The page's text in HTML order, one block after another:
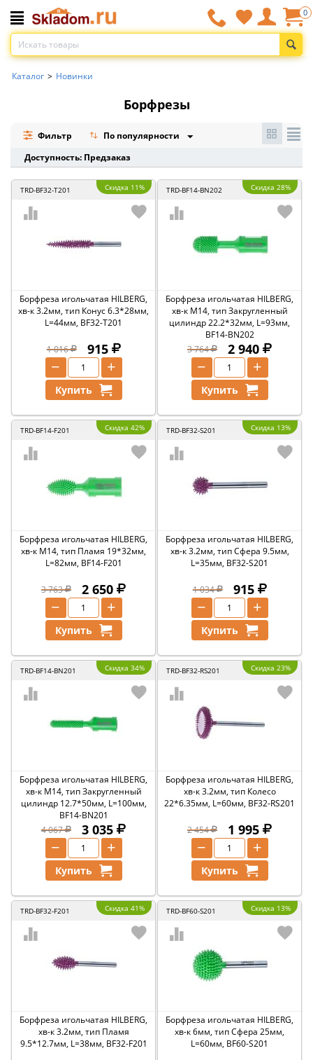
0
Каталог > Новинки
Борфрезы
Фильтр
По популярности
Доступность: Предзаказ
TRD-BF32-T201 Скидка 11%
Борфреза игольчатая HILBERG,
хв-к 3.2мм, тип Конус 6.3*28мм,
L=44мм, BF32-T201
1 016 915
+
−
Купить
TRD-BF14-BN202 Скидка 28%
Борфреза игольчатая HILBERG,
хв-к M14, тип Закругленный
цилиндр 22.2*32мм, L=93мм,
BF14-BN202
3 764
2 940
+
−
Купить
TRD-BF14-F201 Скидка 42%
Борфреза игольчатая HILBERG,
хв-к M14, тип Пламя 19*32мм,
L=82мм, BF14-F201
3 763 2 650
+
−
Купить
TRD-BF32-S201 Скидка 13%
Борфреза игольчатая HILBERG,
хв-к 3.2мм, тип Сфера 9.5мм,
L=35мм, BF32-S201
1 034 915
+
−
Купить
TRD-BF14-BN201 Скидка 34%
Борфреза игольчатая HILBERG,
хв-к M14, тип Закругленный
цилиндр 12.7*50мм, L=100мм,
BF14-BN201
4 067
3 035
+
−
Купить
TRD-BF32-RS201 Скидка 23%
Борфреза игольчатая HILBERG,
хв-к 3.2мм, тип Колесо
22*6.35мм, L=60мм, BF32-RS201
2 454 1 995
+
−
Купить
TRD-BF32-F201 Скидка 41%
Борфреза игольчатая HILBERG,
хв-к 3.2мм, тип Пламя
9.5*12.7мм, L=38мм, BF32-F201
TRD-BF60-S201 Скидка 13%
Борфреза игольчатая HILBERG,
хв-к 6мм, тип Сфера 25мм,
L=60мм, BF60-S201